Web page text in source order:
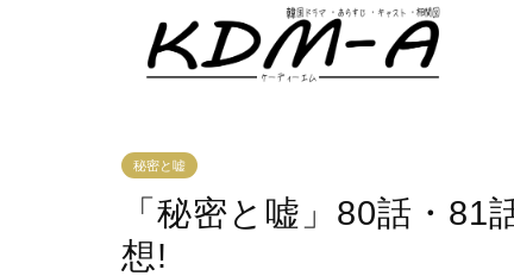
秘密と嘘
「秘密と嘘」80話・
想!